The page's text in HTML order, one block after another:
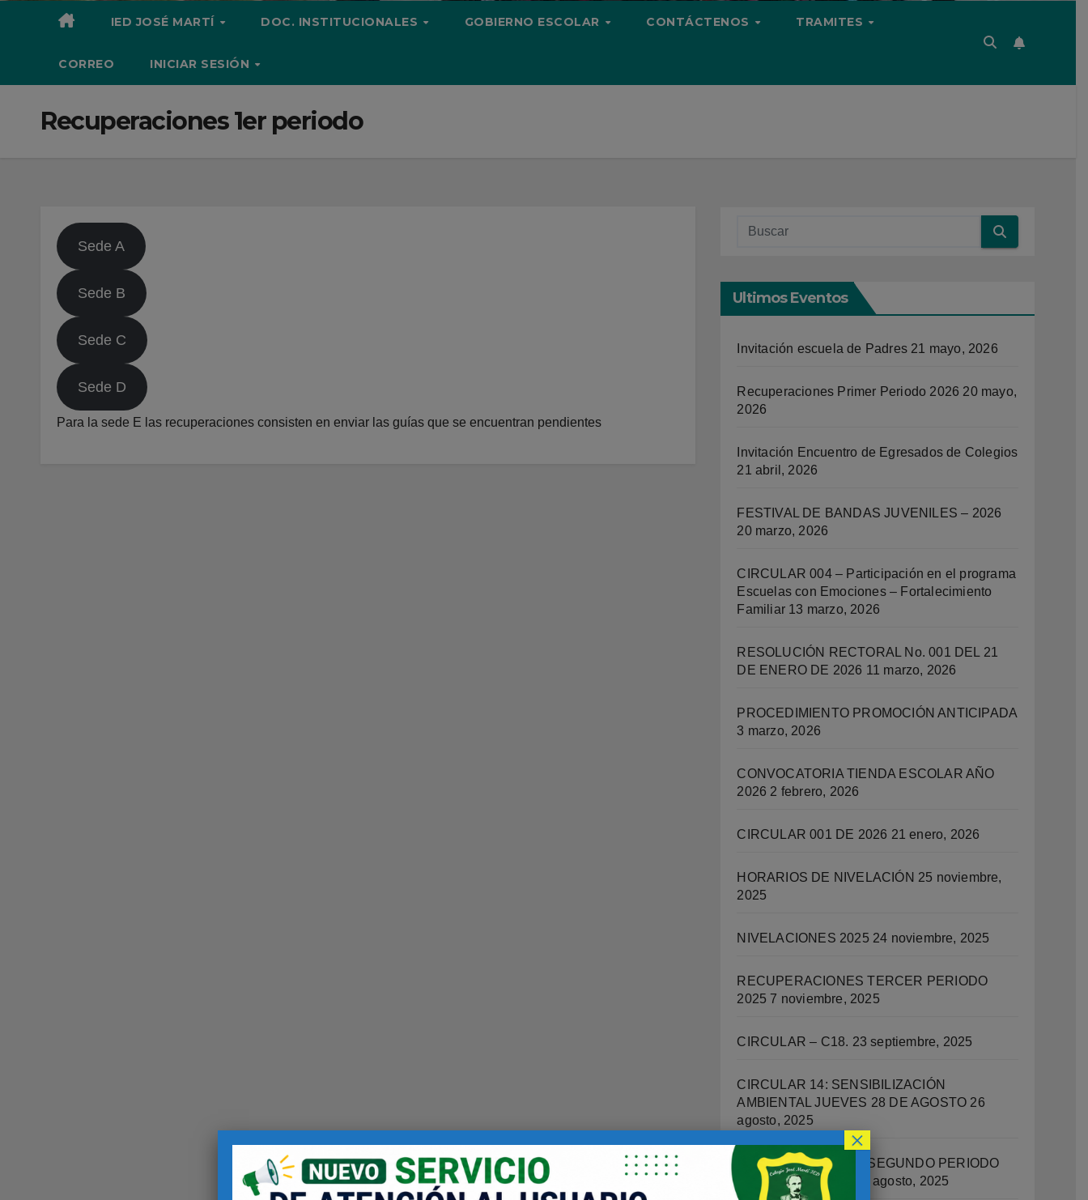
IED JOSÉ MARTÍ DOC. INSTITUCIONALES GOBIERNO ESCOLAR CONTÁCTENOS TRAMITES
CORREO INICIAR SESIÓN
Recuperaciones 1er periodo
Sede A
Sede B
Sede C
Sede D
Para la sede E las recuperaciones consisten en enviar las guías que se encuentran pendientes
Ultimos Eventos
Invitación escuela de Padres 21 mayo, 2026
Recuperaciones Primer Periodo 2026 20 mayo,
2026
Invitación Encuentro de Egresados de Colegios
21 abril, 2026
FESTIVAL DE BANDAS JUVENILES – 2026
20 marzo, 2026
CIRCULAR 004 – Participación en el programa
Escuelas con Emociones – Fortalecimiento
Familiar 13 marzo, 2026
RESOLUCIÓN RECTORAL No. 001 DEL 21
DE ENERO DE 2026 11 marzo, 2026
PROCEDIMIENTO PROMOCIÓN ANTICIPADA
3 marzo, 2026
CONVOCATORIA TIENDA ESCOLAR AÑO
2026 2 febrero, 2026
CIRCULAR 001 DE 2026 21 enero, 2026
HORARIOS DE NIVELACIÓN 25 noviembre,
2025
NIVELACIONES 2025 24 noviembre, 2025
RECUPERACIONES TERCER PERIODO
2025 7 noviembre, 2025
CIRCULAR – C18. 23 septiembre, 2025
CIRCULAR 14: SENSIBILIZACIÓN
AMBIENTAL JUEVES 28 DE AGOSTO 26
agosto, 2025
RECUPERACIONES SEGUNDO PERIODO
ACADEMICO 2025
14 agosto, 2025
×